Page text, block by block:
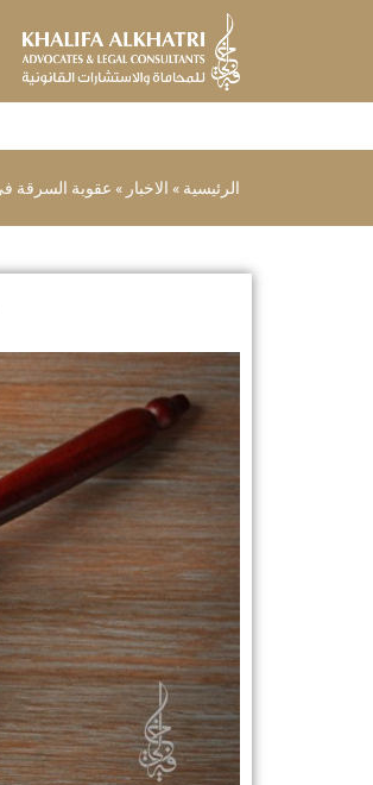
الرئيسية » الاخبار » عقوبة السرقة